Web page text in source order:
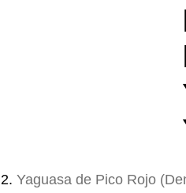
2. Yaguasa de Pico Rojo